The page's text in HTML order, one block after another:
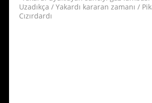
Uzadıkça / Yakardı kararan zamanı /
Cızırdardı